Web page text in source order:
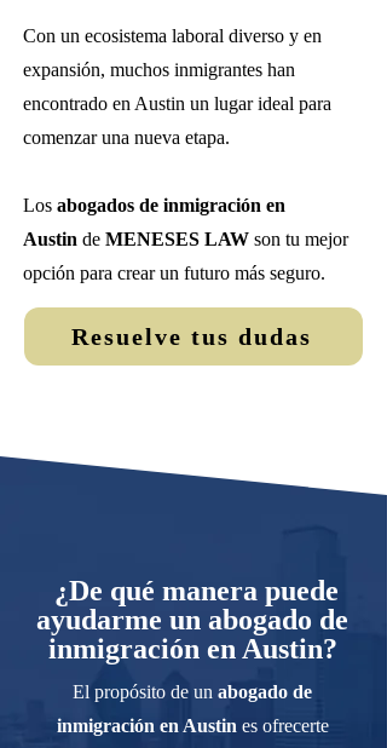
Con un ecosistema laboral diverso y en
expansión, muchos inmigrantes han
encontrado en Austin un lugar ideal para
comenzar una nueva etapa.
Los abogados de inmigración en
Austin de MENESES LAW son tu mejor
opción para crear un futuro más seguro.
Resuelve tus dudas
¿De qué manera puede
ayudarme un abogado de
inmigración en Austin?
El propósito de un abogado de
inmigración en Austin es ofrecerte